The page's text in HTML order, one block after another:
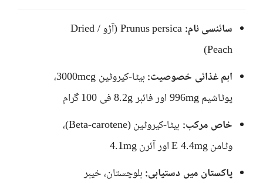
سائنسی نام:
Prunus persica (آڑو / Dried
Peach)
اہم غذائی خصوصیت:
بیٹا-کیروٹین 3000mcg،
پوٹاشیم 996mg اور فائبر 8.2g فی 100 گرام
خاص مرکب:
بیٹا-کیروٹین (Beta-carotene)،
وٹامن E 4.4mg اور آئرن 4.1mg
پاکستان میں دستیابی: بلوچستان، خیبر